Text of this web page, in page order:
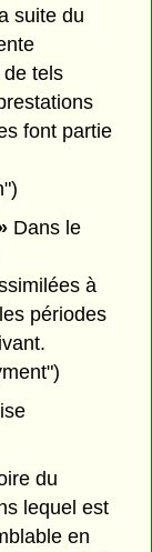
suite du
tels
font partie
Dans le
à
périodes
du
lequel est
en